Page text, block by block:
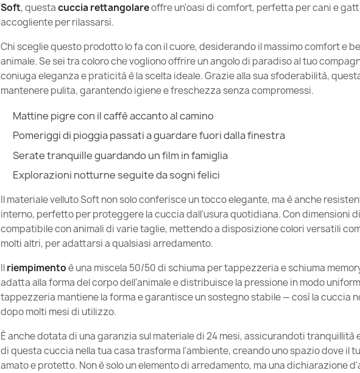
42,90 €
Ean13
MPN
Soft, questacuccia rettangolareoffre un'oasi di comfort, perfetta per cani e
accogliente per rilassarsi.
Chi sceglie questo prodotto lo fa con il cuore, desiderando il massimo comfort e
animale. Se sei tra coloro che vogliono offrire un angolo di paradiso al tuo
coniuga eleganza e praticità è la scelta ideale. Grazie alla sua sfoderabilità,
mantenere pulita, garantendo igiene e freschezza senza compromessi.
Mattine pigre con il caffè accanto al camino
Pomeriggi di pioggia passati a guardare fuori dalla finestra
Serate tranquille guardando un film in famiglia
Explorazioni notturne seguite da sogni felici
Il materiale velluto Soft non solo conferisce un tocco elegante, ma è anche
interno, perfetto per proteggere la cuccia dall'usura quotidiana. Con dimensioni di
compatibile con animali di varie taglie, mettendo a disposizione colori versatili
molti altri, per adattarsi a qualsiasi arredamento.
Ilriempimentoè una miscela 50/50 di schiuma per tappezzeria e schiuma
adatta alla forma del corpo dell'animale e distribuisce la pressione in modo
tappezzeria mantiene la forma e garantisce un sostegno stabile — così la cuccia
dopo molti mesi di utilizzo.
È anche dotata di una garanzia sul materiale di 24 mesi, assicurandoti tranquillità
di questa cuccia nella tua casa trasforma l'ambiente, creando uno spazio dove il
amato e protetto. Non è solo un elemento di arredamento, ma una dichiarazione